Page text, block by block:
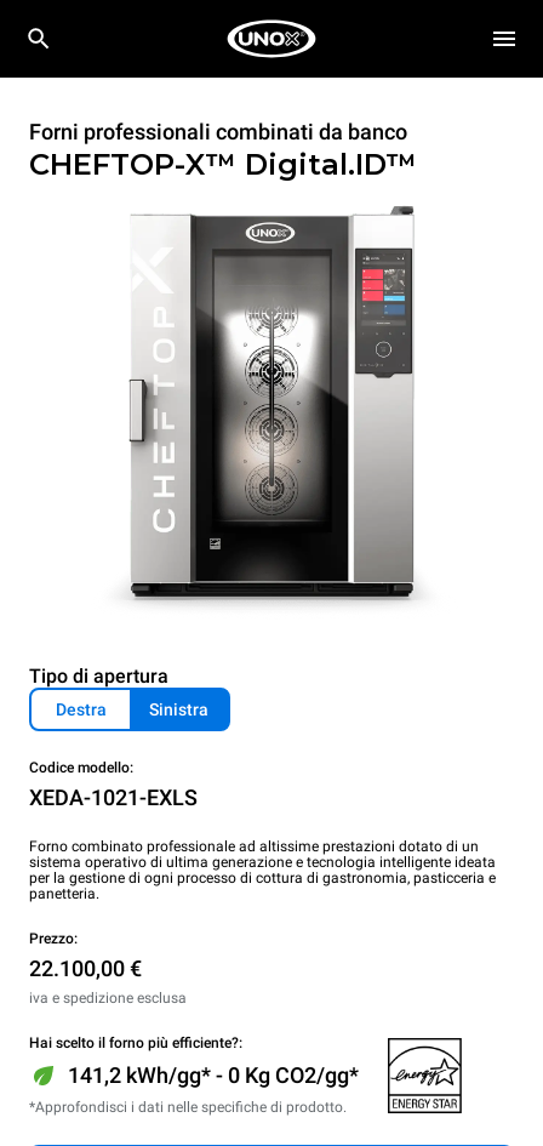
Forni professionali combinati da banco
CHEFTOP-X™ Digital.ID™
Tipo di apertura
Destra Sinistra
Codice modello:
XEDA-1021-EXLS
Forno combinato professionale ad altissime prestazioni dotato di un
sistema operativo di ultima generazione e tecnologia intelligente ideata
per la gestione di ogni processo di cottura di gastronomia, pasticceria e
panetteria.
Prezzo:
22.100,00 €
iva e spedizione esclusa
Hai scelto il forno più efficiente?:
141,2 kWh/gg* - 0 Kg CO2/gg*
*Approfondisci i dati nelle specifiche di prodotto.